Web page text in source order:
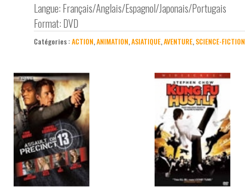
Langue: Français/Anglais/Espagnol/Japonais/Portugais
Format: DVD
Catégories :ACTION,ANIMATION,ASIATIQUE,AVENTURE,SCIENCE-FICTION